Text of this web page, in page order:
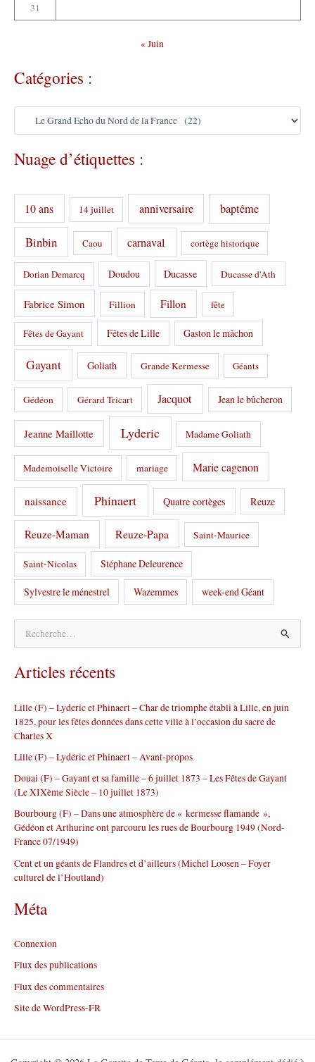
31
« Juin
Catégories :
C
é
g
r
e
Nuage d’étiquettes :
10 ans 14 juillet anniversaire baptême
Binbin Caou carnaval cortège historique
Dorian Demarcq Doudou Ducasse Ducasse d'Ath
Fabrice Simon Fillion Fillon fête
Fêtes de Gayant Fêtes de Lille Gaston le mâchon
Gayant Goliath Grande Kermesse Géants
Gédéon Gérard Tricart Jacquot Jean le bûcheron
Jeanne Maillotte Lyderic Madame Goliath
Mademoiselle Victoire mariage Marie cagenon
naissance Phinaert Quatre cortèges Reuze
Reuze-Maman Reuze-Papa Saint-Maurice
Saint-Nicolas Stéphane Deleurence
Sylvestre le ménestrel Wazemmes week-end Géant
h
e
c
h
e
r
:
Articles récents
Lille (F) – Lyderic et Phinaert – Char de triomphe établi à Lille, en juin
1825, pour les fêtes données dans cette ville à l’occasion du sacre de
Charles X
Lille (F) – Lydéric et Phinaert – Avant-propos
Douai (F) – Gayant et sa famille – 6 juillet 1873 – Les Fêtes de Gayant
(Le XIXème Siècle – 10 juillet 1873)
Bourbourg (F) – Dans une atmosphère de « kermesse flamande »,
Gédéon et Arthurine ont parcouru les rues de Bourbourg 1949 (Nord-
France 07/1949)
Cent et un géants de Flandres et d’ailleurs (Michel Loosen – Foyer
culturel de l’Houtland)
Méta
Connexion
Flux des publications
Flux des commentaires
Site de WordPress-FR